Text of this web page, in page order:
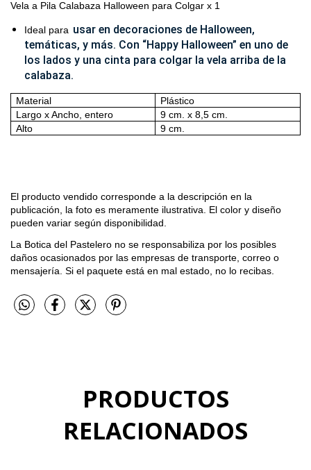
Vela a Pila Calabaza Halloween para Colgar x 1
Ideal para usar en decoraciones de Halloween,
temáticas, y más. Con “Happy Halloween” en uno de
los lados y una cinta para colgar la vela arriba de la
calabaza.
Material
Plástico
Largo x Ancho, entero
9 cm. x 8,5 cm.
Alto
9 cm.
El producto vendido corresponde a la descripción en la
publicación, la foto es meramente ilustrativa. El color y diseño
pueden variar según disponibilidad.
La Botica del Pastelero no se responsabiliza por los posibles
daños ocasionados por las empresas de transporte, correo o
mensajería. Si el paquete está en mal estado, no lo recibas.
PRODUCTOS
RELACIONADOS